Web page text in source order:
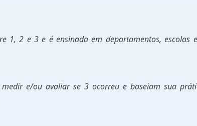
1, 2 e 3 e é ensinada em departamentos, escolas
e/ou avaliar se 3 ocorreu e baseiam sua